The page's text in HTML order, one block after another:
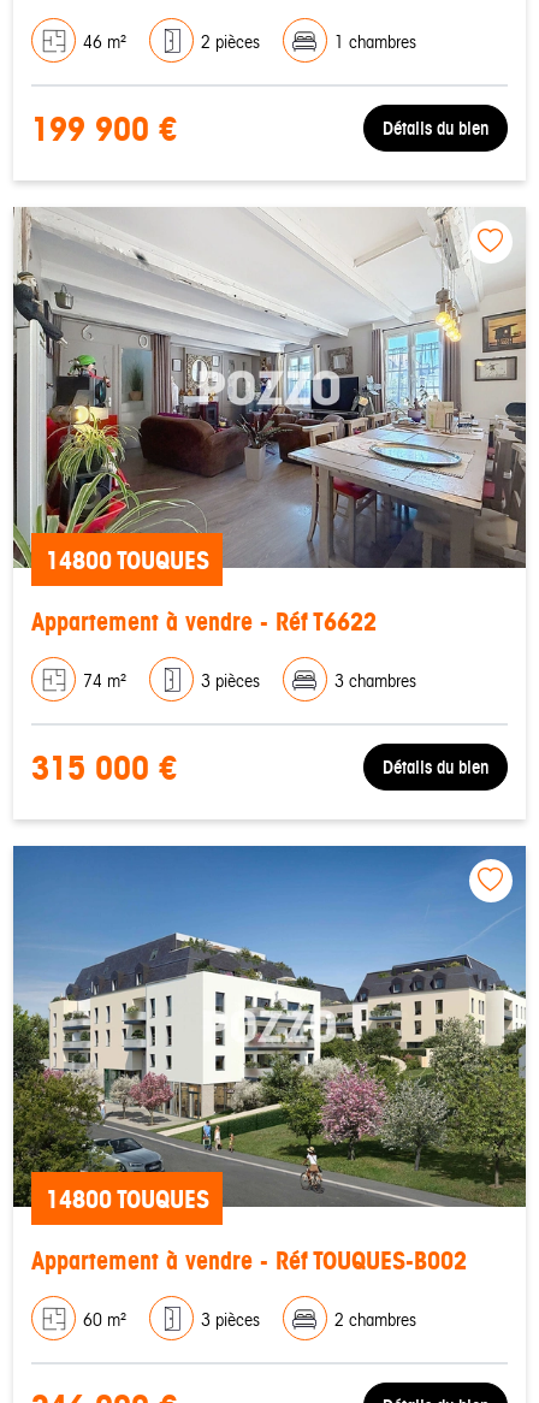
46 m² 2 pièces 1 chambres
199 900 € Détails du bien
14800 TOUQUES
Appartement à vendre - Réf T6622
74 m² 3 pièces 3 chambres
315 000 € Détails du bien
14800 TOUQUES
Appartement à vendre - Réf TOUQUES-B002
60 m² 3 pièces 2 chambres